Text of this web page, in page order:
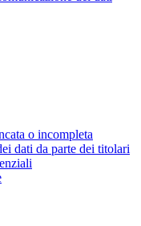
o incompleta
dati da parte dei titolari